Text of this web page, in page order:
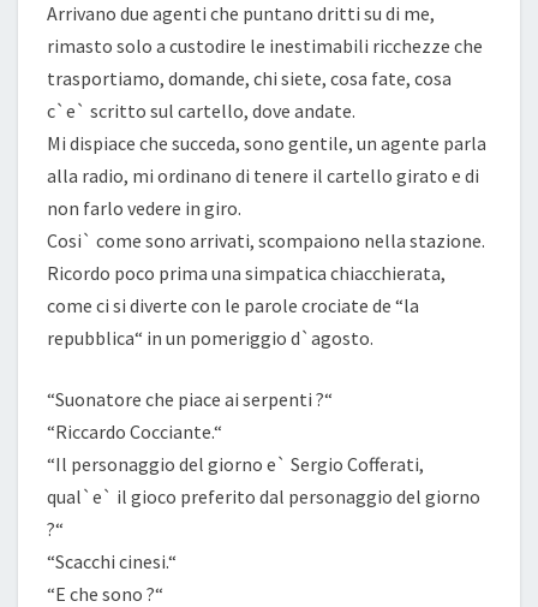
Arrivano due agenti che puntano dritti su di me,
rimasto solo a custodire le inestimabili ricchezze che
trasportiamo, domande, chi siete, cosa fate, cosa
c`e` scritto sul cartello, dove andate.
Mi dispiace che succeda, sono gentile, un agente parla
alla radio, mi ordinano di tenere il cartello girato e di
non farlo vedere in giro.
Cosi` come sono arrivati, scompaiono nella stazione.
Ricordo poco prima una simpatica chiacchierata,
come ci si diverte con le parole crociate de “la
repubblica“ in un pomeriggio d`agosto.
“Suonatore che piace ai serpenti ?“
“Riccardo Cocciante.“
“Il personaggio del giorno e` Sergio Cofferati,
qual`e` il gioco preferito dal personaggio del giorno
?“
“Scacchi cinesi.“
“E che sono ?“